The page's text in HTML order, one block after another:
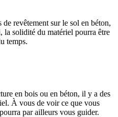
de revêtement sur le sol en béton,
la solidité du matériel pourra être
temps.
en bois ou en béton, il y a des
À vous de voir ce que vous
par ailleurs vous guider.